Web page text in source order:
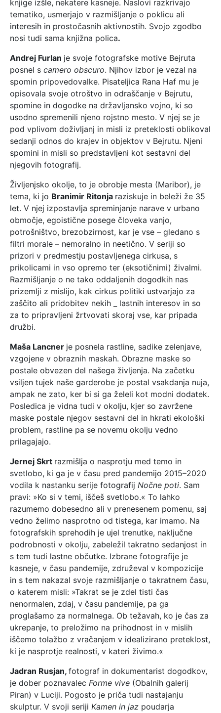
knjige izšle, nekatere kasneje. Naslovi razkrivajo
tematiko, usmerjajo v razmišljanje o poklicu ali
interesih in prostočasnih aktivnostih. Svojo zgodbo
nosi tudi sama knjižna polica.
Andrej Furlan je svoje fotografske motive Bejruta
posnel s camero obscuro. Njihov izbor je vezal na
spomin pripovedovalke. Pisateljica Rana Haf mu je
opisovala svoje otroštvo in odraščanje v Bejrutu,
spomine in dogodke na državljansko vojno, ki so
usodno spremenili njeno rojstno mesto. V njej se je
pod vplivom doživljanj in misli iz preteklosti oblikoval
sedanji odnos do krajev in objektov v Bejrutu. Njeni
spomini in misli so predstavljeni kot sestavni del
njegovih fotografij.
Življenjsko okolje, to je obrobje mesta (Maribor), je
tema, ki jo Branimir Ritonja raziskuje in beleži že 35
let. V njej izpostavlja spreminjanje narave v urbano
območje, egoistične posege človeka vanjo,
potrošništvo, brezobzirnost, kar je vse – gledano s
filtri morale – nemoralno in neetično. V seriji so
prizori v predmestju postavljenega cirkusa, s
prikolicami in vso opremo ter (eksotičnimi) živalmi.
Razmišljanje o ne tako oddaljenih dogodkih nas
prizemlji z mislijo, kak cirkus politiki ustvarjajo za
zaščito ali pridobitev nekih _ lastnih interesov in so
za to pripravljeni žrtvovati skoraj vse, kar pripada
družbi.
Maša Lancner je posnela rastline, sadike zelenjave,
vzgojene v obraznih maskah. Obrazne maske so
postale obvezen del našega življenja. Na začetku
vsiljen tujek naše garderobe je postal vsakdanja nuja,
ampak ne zato, ker bi si ga želeli kot modni dodatek.
Posledica je vidna tudi v okolju, kjer so zavržene
maske postale njegov sestavni del in hkrati ekološki
problem, rastline pa se novemu okolju vedno
prilagajajo.
Jernej Skrt razmišlja o nasprotju med temo in
svetlobo, ki ga je v času pred pandemijo 2015–2020
vodila k nastanku serije fotografij Nočne poti. Sam
pravi: »Ko si v temi, iščeš svetlobo.« To lahko
razumemo dobesedno ali v prenesenem pomenu, saj
vedno želimo nasprotno od tistega, kar imamo. Na
fotografskih sprehodih je ujel trenutke, naključne
podrobnosti v okolju, zabeležil takratno sedanjost in
s tem tudi lastne občutke. Izbrane fotografije je
kasneje, v času pandemije, združeval v kompozicije
in s tem nakazal svoje razmišljanje o takratnem času,
o katerem misli: »Takrat se je zdel tisti čas
nenormalen, zdaj, v času pandemije, pa ga
proglašamo za normalnega. Ob težavah, ko je čas za
ukrepanje, to preložimo na prihodnost in v mislih
iščemo tolažbo z vračanjem v idealizirano preteklost,
ki je nasprotje realnosti, v kateri živimo.«
Jadran Rusjan, fotograf in dokumentarist dogodkov,
je dober poznavalec Forme vive (Obalnih galerij
Piran) v Luciji. Pogosto je priča tudi nastajanju
skulptur. V svoji seriji Kamen in jaz poudarja